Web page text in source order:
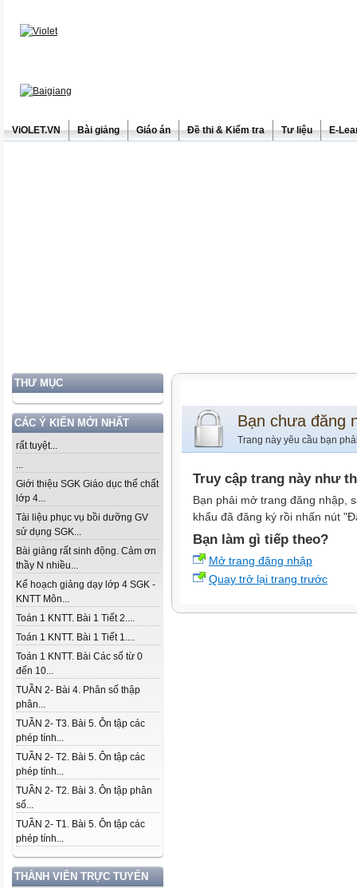
ViOLET.VN Bài giảng Giáo án Đề thi & Kiểm tra Tư liệu E-
THƯ MỤC
CÁC Ý KIẾN MỚI NHẤT
rất tuyệt...
...
Giới thiệu SGK Giáo dục thể chất
lớp 4...
Tài liệu phục vụ bồi dưỡng GV
sử dụng SGK...
Bài giảng rất sinh động. Cảm ơn
thầy N nhiều...
Kế hoạch giảng dạy lớp 4 SGK -
KNTT Môn...
Toán 1 KNTT. Bài 1 Tiết 2....
Toán 1 KNTT. Bài 1 Tiết 1....
Toán 1 KNTT. Bài Các số từ 0
đến 10...
TUẦN 2- Bài 4. Phân số thập
phân...
TUẦN 2- T3. Bài 5. Ôn tập các
phép tính...
TUẦN 2- T2. Bài 5. Ôn tập các
phép tính...
TUẦN 2- T2. Bài 3. Ôn tập phân
số...
TUẦN 2- T1. Bài 5. Ôn tập các
phép tính...
THÀNH VIÊN TRỰC TUYẾN
Bạn chưa đăng
Trang này yêu cầu bạn
Truy cập trang này như
Bạn phải mở trang đăng nhập,
khẩu đã đăng ký rồi nhấn nút
Bạn làm gì tiếp theo?
Mở trang đăng nhập
Quay trở lại trang trước